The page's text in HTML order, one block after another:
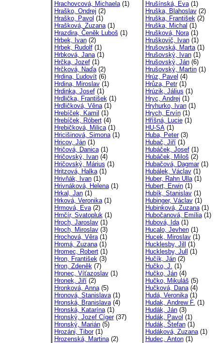
Hrachovcová, Michaela(1)
Hraško, Ondrej (2)
Hraško, Pavol (1)
Hrašková, Zuzana(1)
Hrazdira, Čeněk Luboš (1)
Hrbek, Ivan(2)
Hrbek, Rudolf(1)
Hrbková, Jana(1)
Hrčka, Jozef(1)
Hrčková, Naďa(2)
Hrdina, Ľudovít(6)
Hrdina, Miroslav(1)
Hrdinka, Josef(1)
Hrdlička, František(1)
Hrdličková, Věna(1)
Hrebíček, Kamil (1)
Hrebíček, Róbert(4)
Hrebičková, Milica(1)
Hricišinová, Simona(1)
Hricov, Ján(1)
Hričová, Danica(1)
Hričovský, Ivan(4)
Hričovský, Márius (1)
Hritzová, Halka(1)
Hrivňák, Ivan(1)
Hrivnáková, Helena(1)
Hrkal, Jan(1)
Hrková, Veronika(1)
Hrmová, Eva(2)
Hrnčír, Svatopluk(1)
Hroch, Jaroslav(1)
Hroch, Miroslav(3)
Hrochová, Věra(1)
Hromá, Zuzana(1)
Hromec, Robert(1)
Hron, František(3)
Hron, Zdeněk(7)
Hronec, Víťazoslav(1)
Hronek, Jiří(2)
Hronková, Anna(5)
Hronová, Stanislava(1)
Hronská, Branislava(4)
Hronská, Katarína(1)
Hronský, Jozef Cíger(37)
Hronský, Marián(5)
Hrozáni, Tibor(1)
Hrozenská, Martina(2)
Hrušínská, Eva(1)
Hruška, Blahoslav(2)
Hruška, František(2)
Hruška, Michal (1)
Hrušková, Nora(1)
Hruškovič, Ivan(1)
Hrušovská, Marta(1)
Hrušovský, Ivan(1)
Hrušovský, Ján(6)
Hrušovský, Martin(1)
Hrúz, Pavel (4)
Hrůza, Petr(1)
Hrúzik, Jálius (1)
Hryc, Andrej (1)
Hryhurko, Ivan(1)
Hrych, Ervín(1)
Hříšná, Lucie(1)
HU-SA(1)
Huba, Peter(3)
Hubač, Jiří(1)
Hubáček, Josef(1)
Hubáček, Miloš (2)
Hubačová, Dagmar(1)
Hubálek, Václav(1)
Huber, Rahn Ulla(1)
Hubert, Erwin(1)
Hubík, Stanislav(1)
Hubinger, Václav(1)
Hubinková, Zuzana(1)
Hubočanová, Emília(1)
Hubová, Ida(1)
Hucalo, Jevhen(1)
Hucek, Miroslav(1)
Hucklesby, Jill
(1)
Hucklesby, Jull
(1)
Hučík, Ján(2)
Hučko, J. (1)
Hučko, Ján(4)
Hučko, Mikuláš (5)
Hučková, Dana(4)
Hudá, Veronika(1)
Hudak, Andrew F. (1)
Hudák, Ján(3)
Hudák, Pavol (1)
Hudák, Štefan(1)
Hudáková, Zuzana(1)
Hudec, Anton(1)